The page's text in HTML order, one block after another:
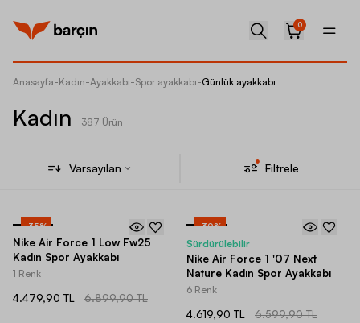
0
Anasayfa-Kadın-Ayakkabı-Spor ayakkabı-Günlük ayakkabı
Kadın 387 Ürün
Varsayılan Filtrele
-35%
Nike Air Force 1 Low Fw25
Kadın Spor Ayakkabı
1 Renk
4.479,90 TL 6.899,90 TL
-30%
Sürdürülebilir
Nike Air Force 1 '07 Next
Nature Kadın Spor Ayakkabı
6 Renk
4.619,90 TL 6.599,90 TL